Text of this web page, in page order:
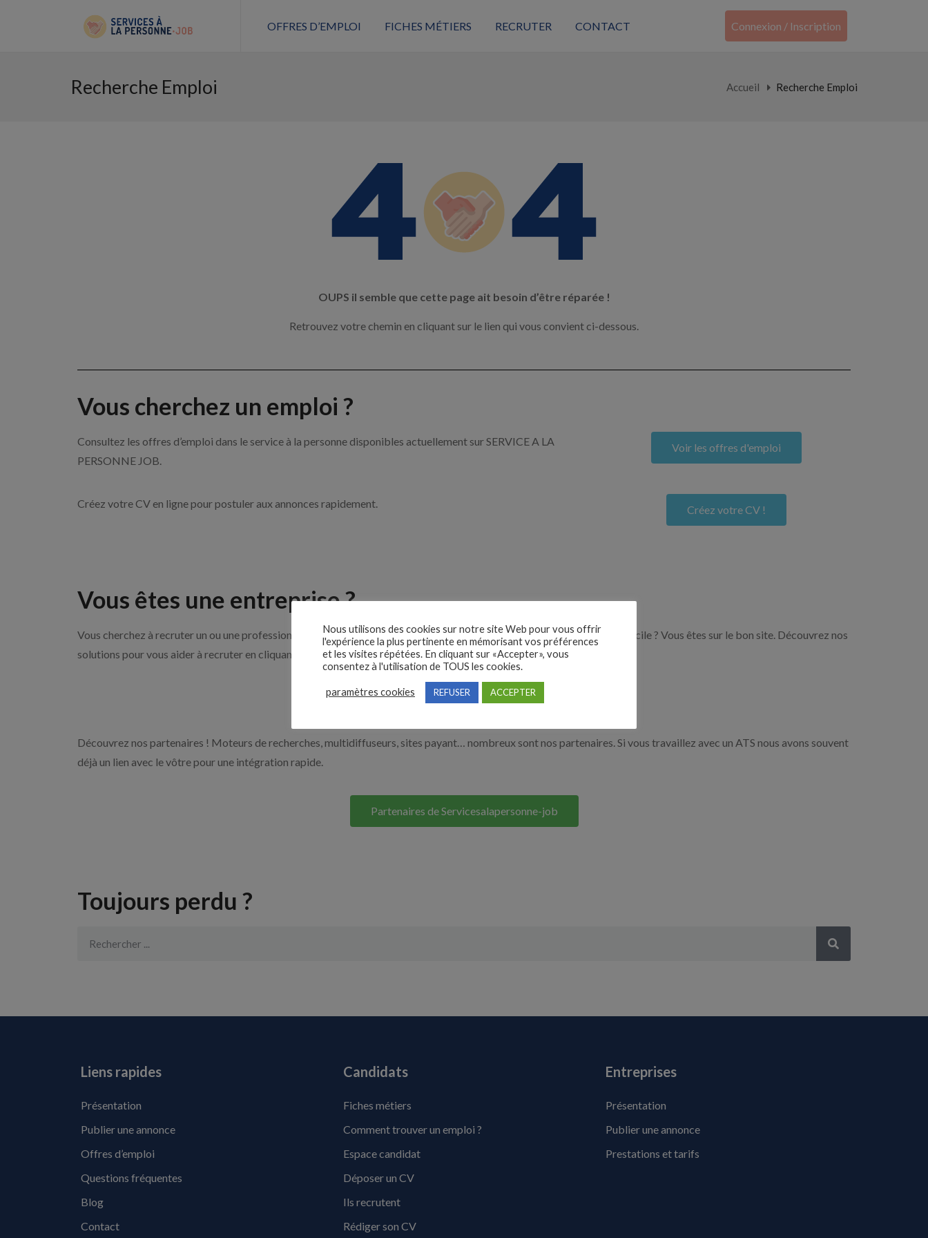
OFFRES D’EMPLOI FICHES MÉTIERS RECRUTER CONTACT Connexion / Inscription
Recherche Emploi Accueil Recherche Emploi
OUPS il semble que cette page ait besoin d’être réparée !
Retrouvez votre chemin en cliquant sur le lien qui vous convient ci-dessous.
Vous cherchez un emploi ?
Consultez les offres d’emploi dans le service à la personne disponibles actuellement sur SERVICE A LA
PERSONNE JOB.
Voir les offres d'emploi
Créez votre CV en ligne pour postuler aux annonces rapidement. Créez votre CV !
Vous êtes une entreprise ?
Vous cherchez à recruter un ou une professionnelle de l’aide à domicile par exemple un auxiliaire de vie ou un aide à domicile ? Vous êtes sur le bon site. Découvrez nos
solutions pour vous aider à recruter en cliquant sur le bouton ci-dessous.
Nos solutions entreprises
Découvrez nos partenaires ! Moteurs de recherches, multidiffuseurs, sites payant… nombreux sont nos partenaires. Si vous travaillez avec un ATS nous avons souvent
déjà un lien avec le vôtre pour une intégration rapide.
Partenaires de Servicesalapersonne-job
Toujours perdu ?
Liens rapides
Présentation
Publier une annonce
Offres d’emploi
Questions fréquentes
Blog
Contact
Candidats
Fiches métiers
Comment trouver un emploi ?
Espace candidat
Déposer un CV
Ils recrutent
Rédiger son CV
Entreprises
Présentation
Publier une annonce
Prestations et tarifs
Nous utilisons des cookies sur notre site Web pour vous offrir
l'expérience la plus pertinente en mémorisant vos préférences
et les visites répétées. En cliquant sur «Accepter», vous
consentez à l'utilisation de TOUS les cookies.
paramètres cookies REFUSER ACCEPTER